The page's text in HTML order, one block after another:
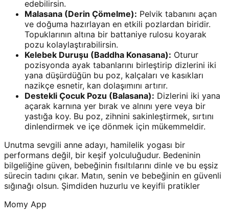
edebilirsin.
Malasana (Derin Çömelme): Pelvik tabanını açan
ve doğuma hazırlayan en etkili pozlardan biridir.
Topuklarının altına bir battaniye rulosu koyarak
pozu kolaylaştırabilirsin.
Kelebek Duruşu (Baddha Konasana): Oturur
pozisyonda ayak tabanlarını birleştirip dizlerini iki
yana düşürdüğün bu poz, kalçaları ve kasıkları
nazikçe esnetir, kan dolaşımını artırır.
Destekli Çocuk Pozu (Balasana): Dizlerini iki yana
açarak karnına yer bırak ve alnını yere veya bir
yastığa koy. Bu poz, zihnini sakinleştirmek, sırtını
dinlendirmek ve içe dönmek için mükemmeldir.
Unutma sevgili anne adayı, hamilelik yogası bir
performans değil, bir keşif yolculuğudur. Bedeninin
bilgeliğine güven, bebeğinin fısıltılarını dinle ve bu eşsiz
sürecin tadını çıkar. Matın, senin ve bebeğinin en güvenli
sığınağı olsun. Şimdiden huzurlu ve keyifli pratikler
Momy App